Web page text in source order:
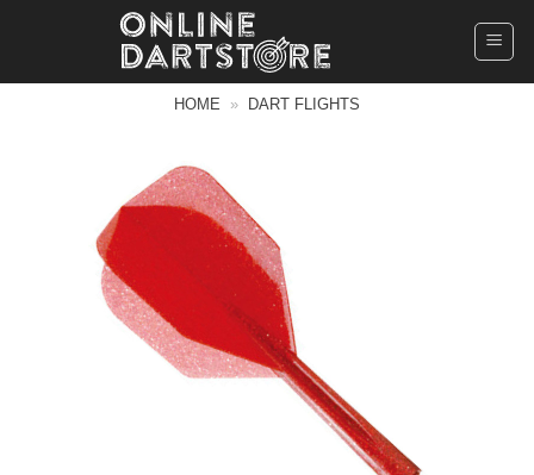
HOME » DART FLIGHTS